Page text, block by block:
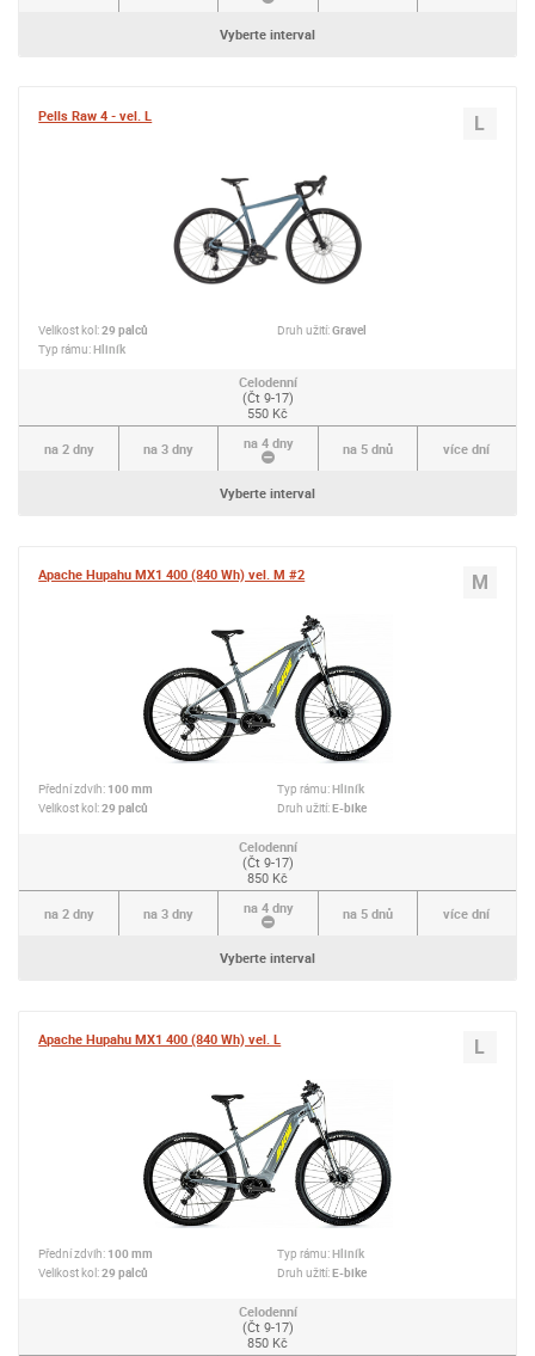
Vyberte interval
Pells Raw 4 - vel. L L
Velikost kol:29 palců
Typ rámu:Hliník
Druh užití:Gravel
Celodenní
(Čt 9-17)
550 Kč
na 2 dny
na 3 dny na 4 dny na 5 dnů více dní
Vyberte interval
Apache Hupahu MX1 400 (840 Wh) vel. M #2 M
Přední zdvih: 100 mm
Velikost kol:29 palců
Typ rámu:Hliník
Druh užití:E-bike
Celodenní
(Čt 9-17)
850 Kč
na 2 dny
na 3 dny na 4 dny na 5 dnů více dní
Vyberte interval
Apache Hupahu MX1 400 (840 Wh) vel. L L
Přední zdvih: 100 mm
Velikost kol:29 palců
Typ rámu:Hliník
Druh užití:E-bike
Celodenní
(Čt 9-17)
850 Kč